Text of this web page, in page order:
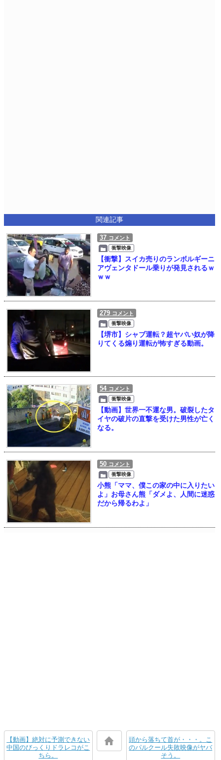
関連記事
37 コメント
衝撃映像
【衝撃】スイカ売りのランボルギーニ
アヴェンタドール乗りが発見されるｗ
ｗｗ
279 コメント
衝撃映像
【堺市】シャブ運転？超ヤバい奴が降
りてくる煽り運転が怖すぎる動画。
54 コメント
衝撃映像
【動画】世界一不運な男。破裂したタ
イヤの破片の直撃を受けた男性が亡く
なる。
50 コメント
衝撃映像
小熊「ママ、僕この家の中に入りたい
よ」お母さん熊「ダメよ、人間に迷惑
だから帰るわよ」
【動画】絶対に予測できない
中国のびっくりドラレコがこ
ちら。
頭から落ちて首が・・・。こ
のパルクール失敗映像がヤバ
そう。